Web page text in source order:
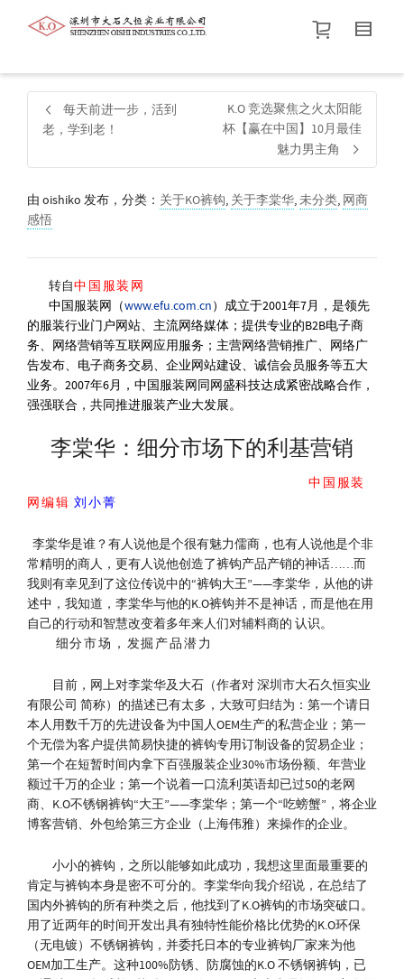
帮我查找新的衬衫尺码
价格介于
默认品牌.
每天前进一步，活到
老，学到老！
K.O 竞选聚焦之火太阳能
杯【赢在中国】10月最佳
魅力男主角
由 oishiko 发布，分类： 关于KO裤钩, 关于李棠华,未分类, 网商
感悟
转自中国服装网
中国服装网（www.efu.com.cn）成立于2001年7月，是领先
的服装行业门户网站、主流网络媒体；提供专业的B2B电子商
务、网络营销等互联网应用服务；主营网络营销推广、网络广
告发布、电子商务交易、企业网站建设、诚信会员服务等五大
业务。2007年6月，中国服装网同网盛科技达成紧密战略合作，
强强联合，共同推进服装产业大发展。
李棠华：细分市场下的利基营销
中国服装
网编辑刘小菁
李棠华是谁？有人说他是个很有魅力儒商，也有人说他是个非
常精明的商人，更有人说他创造了裤钩产品产销的神话……而
我则有幸见到了这位传说中的“裤钩大王”——李棠华，从他的讲
述中，我知道，李棠华与他的K.O裤钩并不是神话，而是他在用
自己的行动和智慧改变着多年来人们对辅料商的 认识。
细分市场，发掘产品潜力
目前，网上对李棠华及大石（作者对 深圳市大石久恒实业
有限公司 简称）的描述已有太多，大致可归结为：第一个请日
本人用数千万的先进设备为中国人OEM生产的私营企业；第一
个无偿为客户提供简易快捷的裤钩专用订制设备的贸易企业；
第一个在短暂时间内拿下百强服装企业30%市场份额、年营业
额过千万的企业；第一个说着一口流利英语却已过50的老网
商、K.O不锈钢裤钩“大王”——李棠华；第一个“吃螃蟹”，将企业
博客营销、外包给第三方企业（上海伟雅）来操作的企业。
小小的裤钩，之所以能够如此成功，我想这里面最重要的
肯定与裤钩本身是密不可分的。李棠华向我介绍说，在总结了
国内外裤钩的所有种类之后，他找到了K.O裤钩的市场突破口。
用了近两年的时间开发出具有独特性能价格比优势的K.O环保
（无电镀）不锈钢裤钩，并委托日本的专业裤钩厂家来为他
OEM加工生产。这种100%防锈、防腐蚀的K.O 不锈钢裤钩，已